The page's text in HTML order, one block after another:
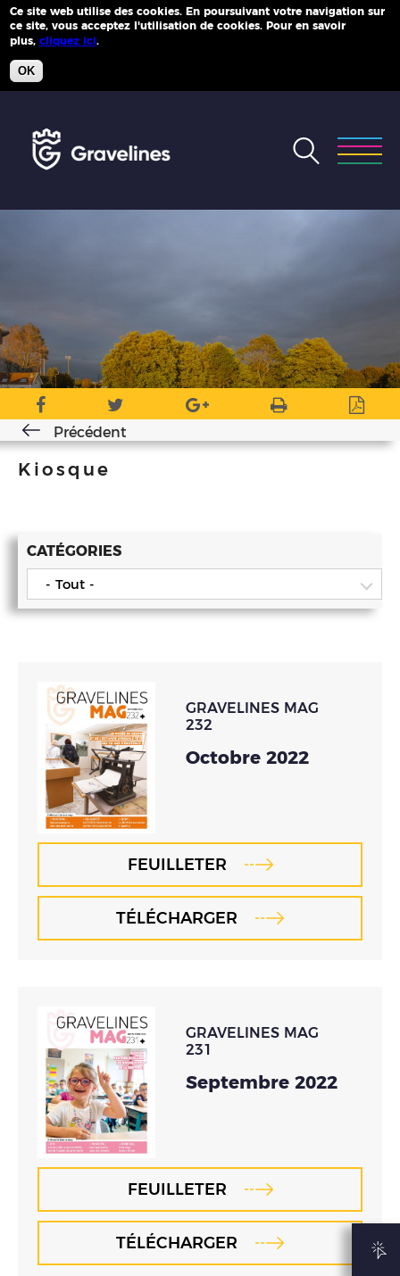
Ce site web utilise des cookies. En poursuivant votre navigation sur
ce site, vous acceptez l'utilisation de cookies. Pour en savoir
plus,cliquez ici.
OK
Précédent
Kiosque
CATÉGORIES
- Tout -
GRAVELINES MAG
232
Octobre 2022
FEUILLETER
TÉLÉCHARGER
GRAVELINES MAG
231
Septembre 2022
FEUILLETER
TÉLÉCHARGER